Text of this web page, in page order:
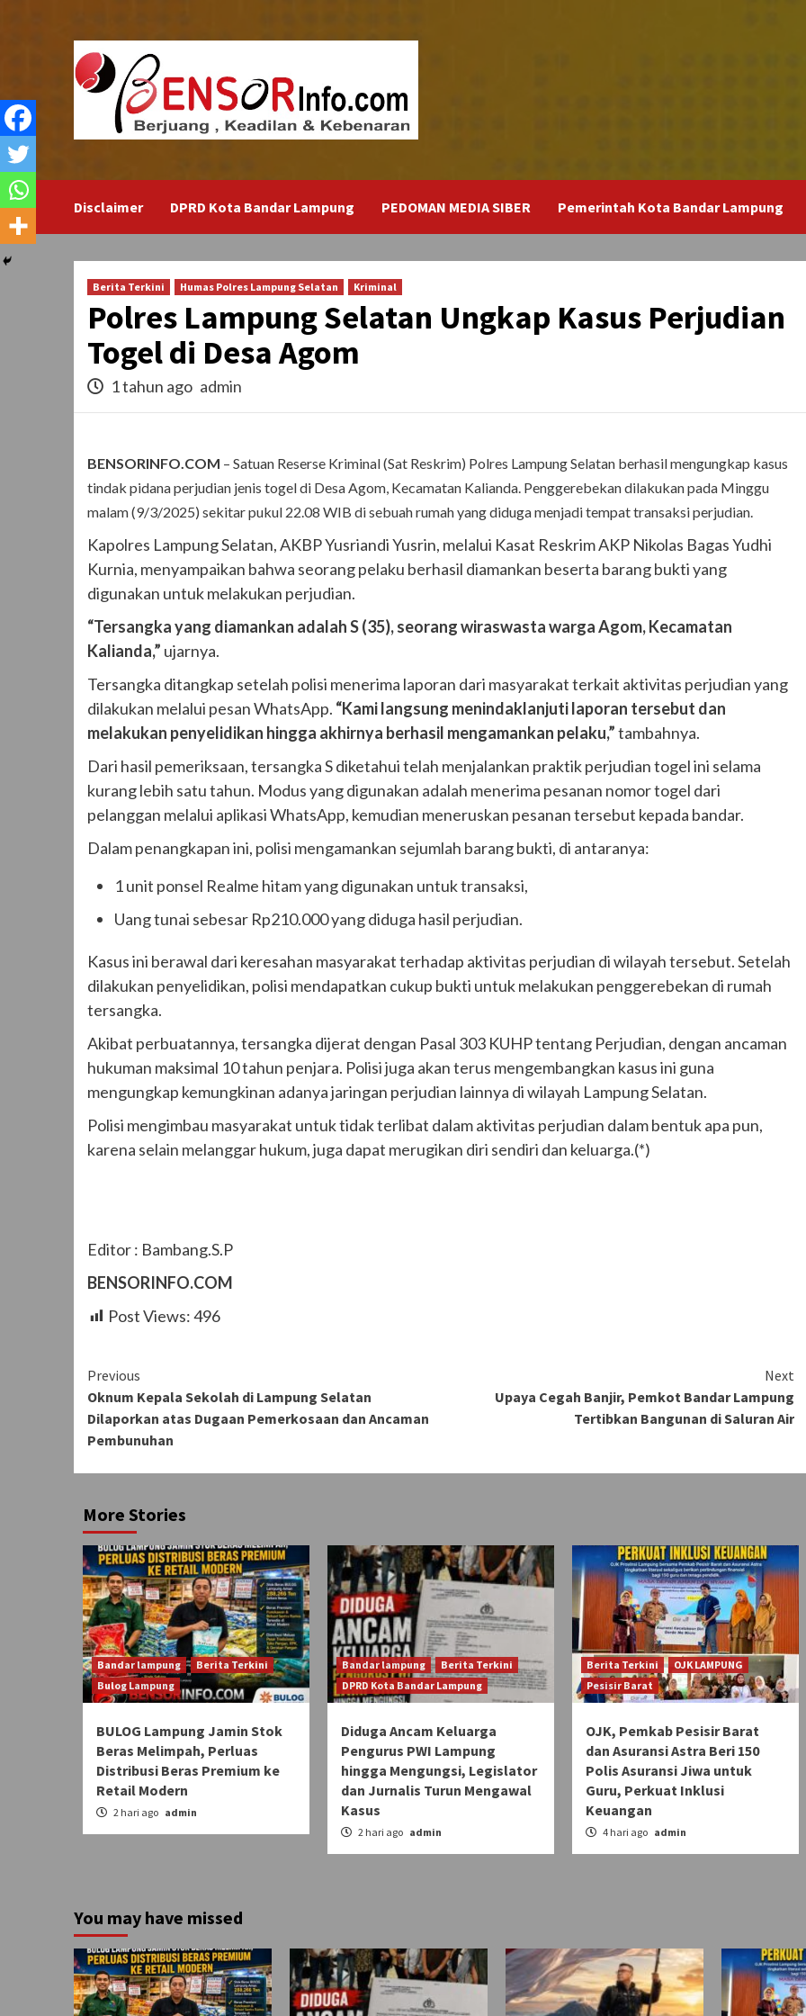
Disclaimer DPRD Kota Bandar Lampung PEDOMAN MEDIA SIBER Pemerintah Kota Bandar Lampung
Berita Terkini Humas Polres Lampung Selatan Kriminal
Polres Lampung Selatan Ungkap Kasus Perjudian
Togel di Desa Agom
1 tahun ago admin
BENSORINFO.COM – Satuan Reserse Kriminal (Sat Reskrim) Polres Lampung Selatan berhasil mengungkap kasus
tindak pidana perjudian jenis togel di Desa Agom, Kecamatan Kalianda. Penggerebekan dilakukan pada Minggu
malam (9/3/2025) sekitar pukul 22.08 WIB di sebuah rumah yang diduga menjadi tempat transaksi perjudian.
Kapolres Lampung Selatan, AKBP Yusriandi Yusrin, melalui Kasat Reskrim AKP Nikolas Bagas Yudhi
Kurnia, menyampaikan bahwa seorang pelaku berhasil diamankan beserta barang bukti yang
digunakan untuk melakukan perjudian.
“Tersangka yang diamankan adalah S (35), seorang wiraswasta warga Agom, Kecamatan
Kalianda,” ujarnya.
Tersangka ditangkap setelah polisi menerima laporan dari masyarakat terkait aktivitas perjudian yang
dilakukan melalui pesan WhatsApp. “Kami langsung menindaklanjuti laporan tersebut dan
melakukan penyelidikan hingga akhirnya berhasil mengamankan pelaku,”tambahnya.
Dari hasil pemeriksaan, tersangka S diketahui telah menjalankan praktik perjudian togel ini selama
kurang lebih satu tahun. Modus yang digunakan adalah menerima pesanan nomor togel dari
pelanggan melalui aplikasi WhatsApp, kemudian meneruskan pesanan tersebut kepada bandar.
Dalam penangkapan ini, polisi mengamankan sejumlah barang bukti, di antaranya:
1 unit ponsel Realme hitam yang digunakan untuk transaksi,
Uang tunai sebesar Rp210.000 yang diduga hasil perjudian.
Kasus ini berawal dari keresahan masyarakat terhadap aktivitas perjudian di wilayah tersebut. Setelah
dilakukan penyelidikan, polisi mendapatkan cukup bukti untuk melakukan penggerebekan di rumah
tersangka.
Akibat perbuatannya, tersangka dijerat dengan Pasal 303 KUHP tentang Perjudian, dengan ancaman
hukuman maksimal 10 tahun penjara. Polisi juga akan terus mengembangkan kasus ini guna
mengungkap kemungkinan adanya jaringan perjudian lainnya di wilayah Lampung Selatan.
Polisi mengimbau masyarakat untuk tidak terlibat dalam aktivitas perjudian dalam bentuk apa pun,
karena selain melanggar hukum, juga dapat merugikan diri sendiri dan keluarga.(*)
Editor : Bambang.S.P
BENSORINFO.COM
Post Views:496
Continue
Reading
Previous
Oknum Kepala Sekolah di Lampung Selatan
Dilaporkan atas Dugaan Pemerkosaan dan Ancaman
Pembunuhan
Next
Upaya Cegah Banjir, Pemkot Bandar Lampung
Tertibkan Bangunan di Saluran Air
More Stories
Bandar lampung
Berita Terkini
Bulog Lampung
BULOG Lampung Jamin Stok
Beras Melimpah, Perluas
Distribusi Beras Premium ke
Retail Modern
2 hari ago admin
Bandar lampung
Berita Terkini
DPRD Kota Bandar Lampung
Diduga Ancam Keluarga
Pengurus PWI Lampung
hingga Mengungsi, Legislator
dan Jurnalis Turun Mengawal
Kasus
2 hari ago admin
Berita Terkini
OJK LAMPUNG
Pesisir Barat
OJK, Pemkab Pesisir Barat
dan Asuransi Astra Beri 150
Polis Asuransi Jiwa untuk
Guru, Perkuat Inklusi
Keuangan
4 hari ago admin
You may have missed